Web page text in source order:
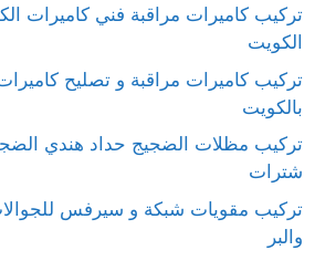
الكويت
تركيب كاميرات مراقبة و تصليح
بالكويت
تركيب مظلات الضجيج حداد هندي
شترات
تركيب مقويات شبكة و سيرفس
والبر